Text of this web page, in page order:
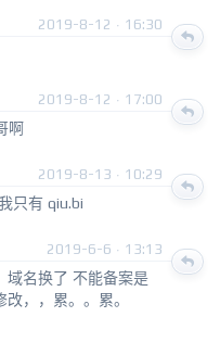
2019-8-12 · 16:30
2019-8-12 · 17:00
啊
2019-8-13 · 10:29
只有 qiu.bi
2019-6-6 · 13:13
域名换了 不能备案是
，，累。。累。